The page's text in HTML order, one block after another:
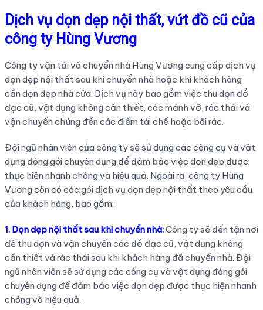
Dịch vụ dọn dẹp nội thất, vứt đồ cũ của
công ty Hùng Vương
Công ty vận tải và chuyển nhà Hùng Vương cung cấp dịch vụ
dọn dẹp nội thất sau khi chuyển nhà hoặc khi khách hàng
cần dọn dẹp nhà cửa. Dịch vụ này bao gồm việc thu dọn đồ
đạc cũ, vật dụng không cần thiết, các mảnh vỡ, rác thải và
vận chuyển chúng đến các điểm tái chế hoặc bãi rác.
Đội ngũ nhân viên của công ty sẽ sử dụng các công cụ và vật
dụng đóng gói chuyên dụng để đảm bảo việc dọn dẹp được
thực hiện nhanh chóng và hiệu quả. Ngoài ra, công ty Hùng
Vương còn có các gói dịch vụ dọn dẹp nội thất theo yêu cầu
của khách hàng, bao gồm:
1. Dọn dẹp nội thất sau khi chuyển nhà:Công ty sẽ đến tận nơi
để thu dọn và vận chuyển các đồ đạc cũ, vật dụng không
cần thiết và rác thải sau khi khách hàng đã chuyển nhà. Đội
ngũ nhân viên sẽ sử dụng các công cụ và vật dụng đóng gói
chuyên dụng để đảm bảo việc dọn dẹp được thực hiện nhanh
chóng và hiệu quả.